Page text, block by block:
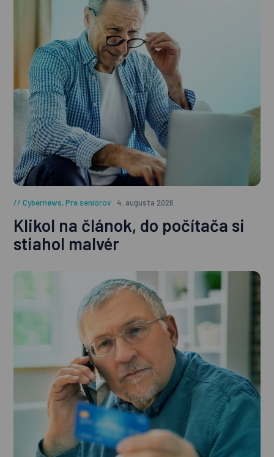
Cybernews,Pre seniorov 4. augusta 2026
Klikol na článok, do počítača si
stiahol malvér